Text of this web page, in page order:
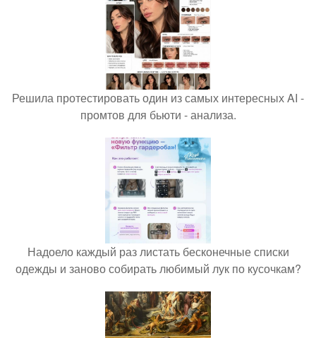
Решила протестировать один из самых интересных AI -
промтов для бьюти - анализа.
Надоело каждый раз листать бесконечные списки
одежды и заново собирать любимый лук по кусочкам?